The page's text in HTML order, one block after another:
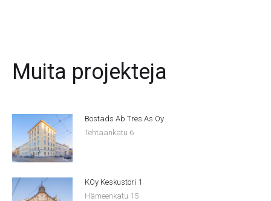
Muita projekteja
Bostads Ab Tres As Oy
Tehtaankatu 6
KOy Keskustori 1
Hämeenkatu 15